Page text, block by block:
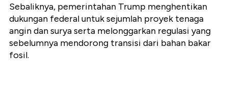
Sebaliknya, pemerintahan Trump menghentikan
dukungan federal untuk sejumlah proyek tenaga
angin dan surya serta melonggarkan regulasi yang
sebelumnya mendorong transisi dari bahan bakar
fosil.